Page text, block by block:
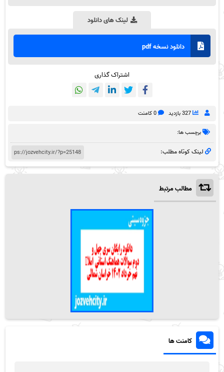
لینک های دانلود
دانلود نسخه pdf
اشتراک گذاری
327 بازدید 0 کامنت
برچسب ها:
لینک کوتاه مطلب:
مطالب مرتبط
کامنت ها